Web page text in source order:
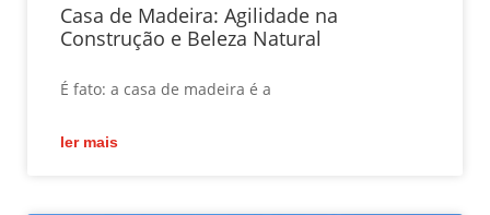
Casa de Madeira: Agilidade na
Construção e Beleza Natural
É fato: a casa de madeira é a
ler mais